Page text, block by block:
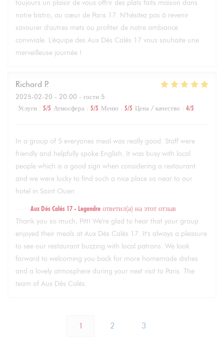
toujours un plaisir de vous offrir des plats faits maison dans
notre bistro, au cœur de Paris 17. N'hésitez pas à revenir
savourer d'autres mets ou profiter de notre ambiance
conviviale. L'équipe des Aux Dés Calés 17 vous souhaite une
merveilleuse journée !
Richard P
2025-02-20 - 20:00 - гости 5
Услуги : 5/5 Атмосфера : 5/5 Меню : 5/5 Цена / качество : 4/5
In a group of 5 everyones meal was really good. Staff were
friendly and helpfully spoke English. It was busy with local
people which is a good sign when considering a restaurant
and we were lucky to find such a nice place so near to our
hotel in Saint Ouen
Aux Dés Calés 17 - Legendre ответил(а) на этот отзыв
Thank you so much, Pitt! We're glad to hear that your group
enjoyed their meals at Aux Dés Calés 17. It's always a pleasure
to see our restaurant buzzing with local patrons. We look
forward to welcoming you back for more homemade dishes
and a lovely atmosphere during your next visit to Paris. The
team of Aux Dés Calés.
1 2 3